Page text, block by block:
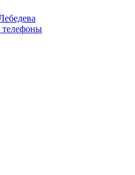
телефоны